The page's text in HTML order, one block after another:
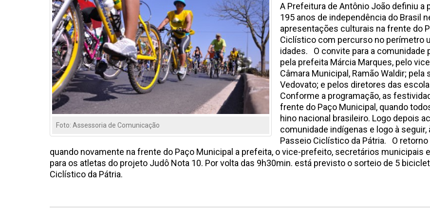
Foto: Assessoria de Comunicação
A Prefeitura de Antônio João definiu
195 anos de independência do Brasil
apresentações culturais na frente do
Ciclístico com percurso no perímetro
idades. O convite para a
pela prefeita Márcia Marques, pelo
Câmara Municipal, Ramão Waldir;
Vedovato; e pelos diretores das
Conforme a programação, as
frente do Paço Municipal, quando
hino nacional brasileiro. Logo depois
comunidade indígenas e logo à
Passeio Ciclístico da Pátria. O
quando novamente na frente do Paço Municipal a prefeita, o vice-prefeito, secretários municipais
para os atletas do projeto Judô Nota 10. Por volta das 9h30min. está previsto o sorteio de 5
Ciclístico da Pátria.